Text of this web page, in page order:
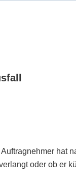
hat
oder ob er